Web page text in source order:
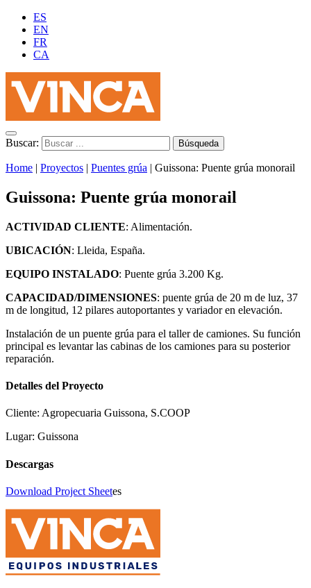
ES
EN
FR
CA
Buscar:
Home | Proyectos | Puentes grúa | Guissona: Puente grúa monorail
Guissona: Puente grúa monorail
ACTIVIDAD CLIENTE: Alimentación.
UBICACIÓN: Lleida, España.
EQUIPO INSTALADO: Puente grúa 3.200 Kg.
CAPACIDAD/DIMENSIONES: puente grúa de 20 m de luz, 37
m de longitud, 12 pilares autoportantes y variador en elevación.
Instalación de un puente grúa para el taller de camiones. Su función
principal es levantar las cabinas de los camiones para su posterior
reparación.
Detalles del Proyecto
Cliente: Agropecuaria Guissona, S.COOP
Lugar: Guissona
Descargas
Download Project Sheetes